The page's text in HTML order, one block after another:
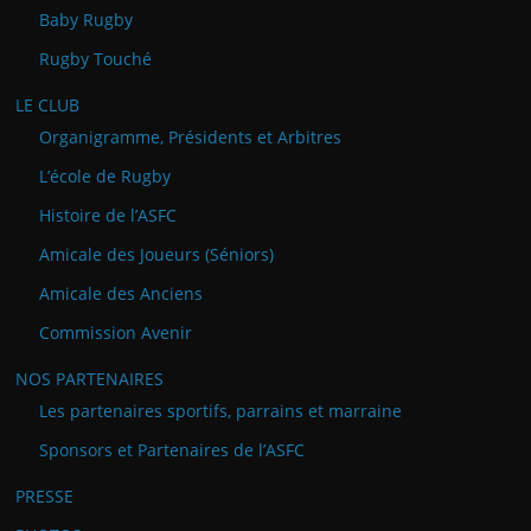
Baby Rugby
Rugby Touché
LE CLUB
Organigramme, Présidents et Arbitres
L’école de Rugby
Histoire de l’ASFC
Amicale des Joueurs (Séniors)
Amicale des Anciens
Commission Avenir
NOS PARTENAIRES
Les partenaires sportifs, parrains et marraine
Sponsors et Partenaires de l’ASFC
PRESSE